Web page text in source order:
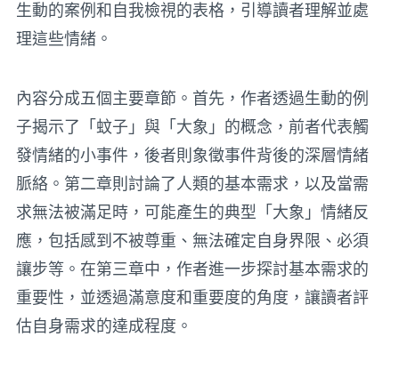
生動的案例和自我檢視的表格，引導讀者理解並處
理這些情緒。
內容分成五個主要章節。首先，作者透過生動的例
子揭示了「蚊子」與「大象」的概念，前者代表觸
發情緒的小事件，後者則象徵事件背後的深層情緒
脈絡。第二章則討論了人類的基本需求，以及當需
求無法被滿足時，可能產生的典型「大象」情緒反
應，包括感到不被尊重、無法確定自身界限、必須
讓步等。在第三章中，作者進一步探討基本需求的
重要性，並透過滿意度和重要度的角度，讓讀者評
估自身需求的達成程度。